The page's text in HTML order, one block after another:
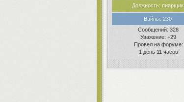
Должность:пиарщик
Вайпы:230
Сообщений: 328
Уважение: +29
Провел на форуме:
1 день 11 часов